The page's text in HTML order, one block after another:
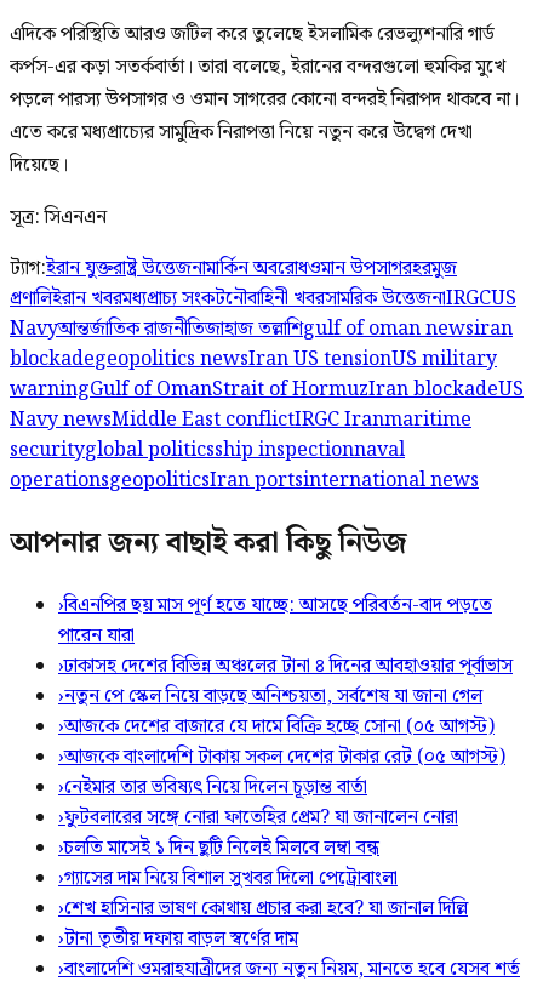
এদিকে পরিস্থিতি আরও জটিল করে তুলেছে ইসলামিক রেভল্যুশনারি গার্ড
কর্পস-এর কড়া সতর্কবার্তা। তারা বলেছে, ইরানের বন্দরগুলো হুমকির মুখে
পড়লে পারস্য উপসাগর ও ওমান সাগরের কোনো বন্দরই নিরাপদ থাকবে না।
এতে করে মধ্যপ্রাচ্যের সামুদ্রিক নিরাপত্তা নিয়ে নতুন করে উদ্বেগ দেখা
দিয়েছে।
সূত্র: সিএনএন
ট্যাগ:ইরান যুক্তরাষ্ট্র উত্তেজনামার্কিন অবরোধওমান উপসাগরহরমুজ
প্রণালিইরান খবরমধ্যপ্রাচ্য সংকটনৌবাহিনী খবরসামরিক উত্তেজনাIRGCUS
Navyআন্তর্জাতিক রাজনীতিজাহাজ তল্লাশিgulf of oman newsiran
blockadegeopolitics newsIran US tensionUS military
warningGulf of OmanStrait of HormuzIran blockadeUS
Navy newsMiddle East conflictIRGC Iranmaritime
securityglobal politicsship inspectionnaval
operationsgeopoliticsIran portsinternational news
আপনার জন্য বাছাই করা কিছু নিউজ
›বিএনপির ছয় মাস পূর্ণ হতে যাচ্ছে: আসছে পরিবর্তন-বাদ পড়তে
পারেন যারা
›ঢাকাসহ দেশের বিভিন্ন অঞ্চলের টানা ৪ দিনের আবহাওয়ার পূর্বাভাস
›নতুন পে স্কেল নিয়ে বাড়ছে অনিশ্চয়তা, সর্বশেষ যা জানা গেল
›আজকে দেশের বাজারে যে দামে বিক্রি হচ্ছে সোনা (০৫ আগস্ট)
›আজকে বাংলাদেশি টাকায় সকল দেশের টাকার রেট (০৫ আগস্ট)
›নেইমার তার ভবিষ্যৎ নিয়ে দিলেন চূড়ান্ত বার্তা
›ফুটবলারের সঙ্গে নোরা ফাতেহির প্রেম? যা জানালেন নোরা
›চলতি মাসেই ১ দিন ছুটি নিলেই মিলবে লম্বা বন্ধ
›গ্যাসের দাম নিয়ে বিশাল সুখবর দিলো পেট্রোবাংলা
›শেখ হাসিনার ভাষণ কোথায় প্রচার করা হবে? যা জানাল দিল্লি
›টানা তৃতীয় দফায় বাড়ল স্বর্ণের দাম
›বাংলাদেশি ওমরাহযাত্রীদের জন্য নতুন নিয়ম, মানতে হবে যেসব শর্ত